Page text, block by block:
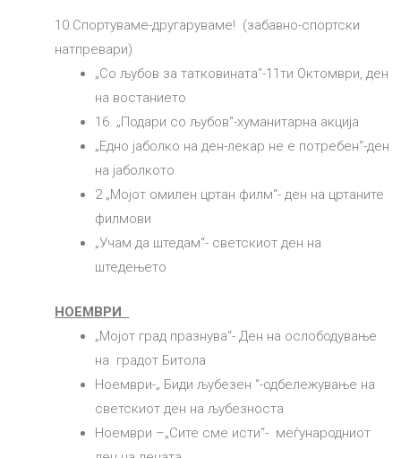
10.Спортуваме-другаруваме! (забавно-спортски
натпревари)
„Со љубов за татковината“-11ти Октомври, ден
на востанието
16. „Подари со љубов“-хуманитарна акција
„Едно јаболко на ден-лекар не е потребен“-ден
на јаболкото
2 „Мојот омилен цртан филм“- ден на цртаните
филмови
„Учам да штедам“- светскиот ден на
штедењето
НОЕМВРИ
„Мојот град празнува“- Ден на ослободување
на градот Битола
Ноември-„ Биди љубезен “-одбележување на
светскиот ден на љубезноста
Ноември –„Сите сме исти“- меѓународниот